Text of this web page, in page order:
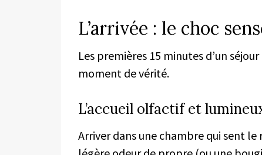
L’arrivée : le choc
Les premières 15 minutes d’un
moment de vérité.
L’accueil olfactif et
Arriver dans une chambre qui sent